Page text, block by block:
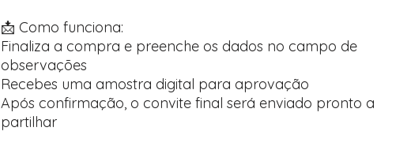
📩 Como funciona:
Finaliza a compra e preenche os dados no campo de
observações
Recebes uma amostra digital para aprovação
Após confirmação, o convite final será enviado pronto a
partilhar